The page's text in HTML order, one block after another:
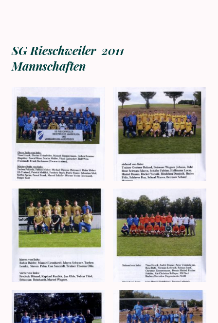
SG Rieschweiler 2011
Mannschaften